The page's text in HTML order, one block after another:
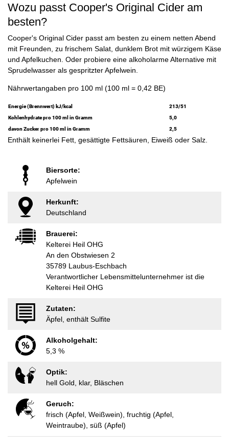
Wozu passt Cooper's Original Cider am
besten?
Cooper's Original Cider passt am besten zu einem netten Abend
mit Freunden, zu frischem Salat, dunklem Brot mit würzigem Käse
und Apfelkuchen. Oder probiere eine alkoholarme Alternative mit
Sprudelwasser als gespritzter Apfelwein.
Nährwertangaben pro 100 ml (100 ml = 0,42 BE)
Energie (Brennwert) kJ/kcal
213/51
Kohlenhydrate pro 100 ml in Gramm
5,0
davon Zucker pro 100 ml in Gramm
2,5
Enthält keinerlei Fett, gesättigte Fettsäuren, Eiweiß oder Salz.
Biersorte:
Apfelwein
Herkunft:
Deutschland
Brauerei:
Kelterei Heil OHG
An den Obstwiesen 2
35789 Laubus-Eschbach
Verantwortlicher Lebensmittelunternehmer ist die
Kelterei Heil OHG
Zutaten:
Äpfel, enthält Sulfite
Alkoholgehalt:
5,3 %
Optik:
hell Gold, klar, Bläschen
Geruch:
frisch (Apfel, Weißwein), fruchtig (Apfel,
Weintraube), süß (Apfel)